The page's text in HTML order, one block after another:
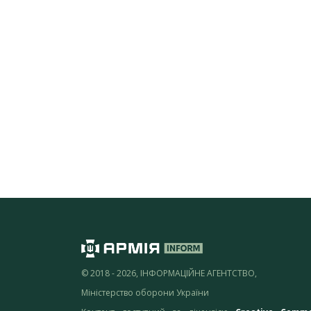
© 2018 - 2026, ІНФОРМАЦІЙНЕ АГЕНТСТВО,
Міністерство оборони України